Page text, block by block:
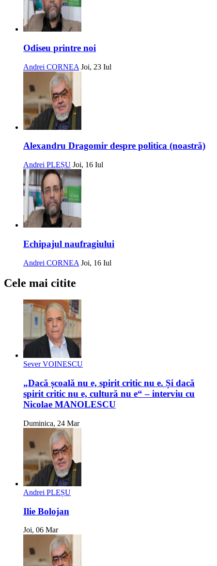
Odiseu printre noi
Andrei CORNEA Joi, 23 Iul
Alexandru Dragomir despre politica (noastră)
Andrei PLEȘU Joi, 16 Iul
Echipajul naufragiului
Andrei CORNEA Joi, 16 Iul
Cele mai citite
Sever VOINESCU
„Dacă școală nu e, spirit critic nu e. Și dacă
spirit critic nu e, cultură nu e“ – interviu cu
Nicolae MANOLESCU
Duminica, 24 Mar
Andrei PLEȘU
Ilie Bolojan
Joi, 06 Mar